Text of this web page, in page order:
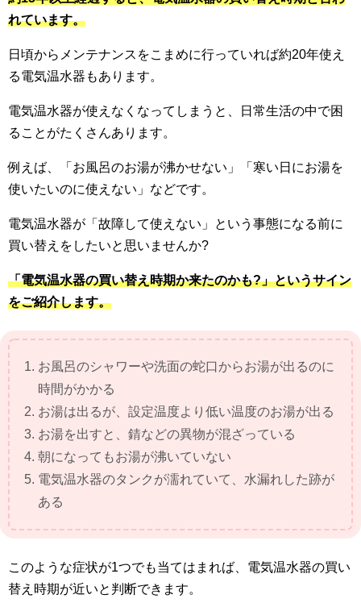
れています。
日頃からメンテナンスをこまめに行っていれば約20年使え
る電気温水器もあります。
電気温水器が使えなくなってしまうと、日常生活の中で困
ることがたくさんあります。
例えば、「お風呂のお湯が沸かせない」「寒い日にお湯を
使いたいのに使えない」などです。
電気温水器が「故障して使えない」という事態になる前に
買い替えをしたいと思いませんか?
「電気温水器の買い替え時期か来たのかも?」というサイン
をご紹介します。
お風呂のシャワーや洗面の蛇口からお湯が出るのに
時間がかかる
お湯は出るが、設定温度より低い温度のお湯が出る
お湯を出すと、錆などの異物が混ざっている
朝になってもお湯が沸いていない
電気温水器のタンクが濡れていて、水漏れした跡が
ある
このような症状が1つでも当てはまれば、電気温水器の買い
替え時期が近いと判断できます。